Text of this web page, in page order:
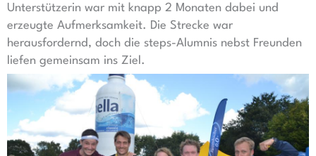
Unterstützerin war mit knapp 2 Monaten dabei und
erzeugte Aufmerksamkeit. Die Strecke war
herausfordernd, doch die steps-Alumnis nebst Freunden
liefen gemeinsam ins Ziel.